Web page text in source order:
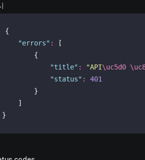
{
"errors" :
[
        {
"title" : "API\uc5d0
"status" :
401
        }
    ]
}